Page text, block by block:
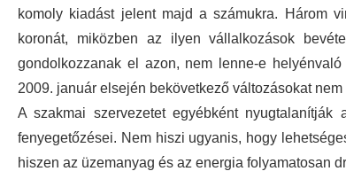
komoly kiadást jelent majd a számukra. Három
koronát, miközben az ilyen vállalkozások
gondolkozzanak el azon, nem lenne-e
2009. január elsején bekövetkező változásokat
A szakmai szervezetet egyébként nyugtalanítják
fenyegetőzései. Nem hiszi ugyanis, hogy
hiszen az üzemanyag és az energia folyamatosan